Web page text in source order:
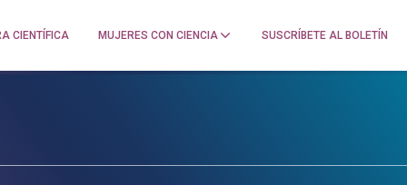
CIENTÍFICA MUJERES CON CIENCIA SUSCRÍBETE AL BOLETÍN